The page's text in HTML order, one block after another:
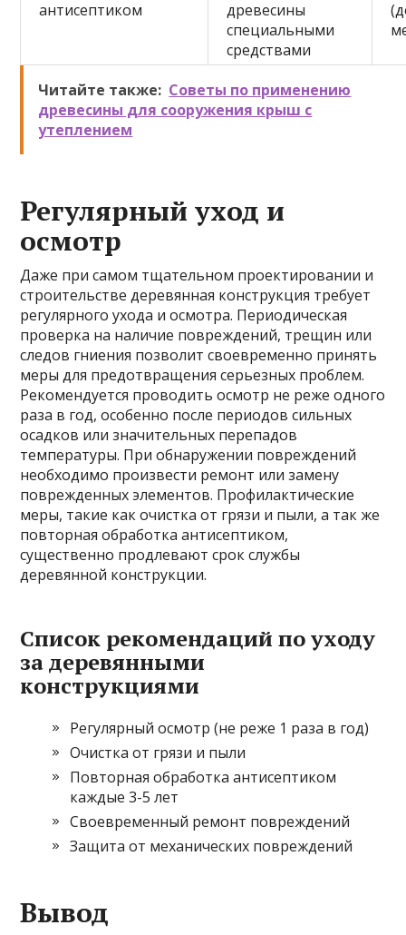
антисептиком
древесины
специальными
средствами
Читайте также: Советы по применению
древесины для сооружения крыш с
утеплением
Регулярный уход и
осмотр
Даже при самом тщательном проектировании и
строительстве деревянная конструкция требует
регулярного ухода и осмотра. Периодическая
проверка на наличие повреждений, трещин или
следов гниения позволит своевременно принять
меры для предотвращения серьезных проблем.
Рекомендуется проводить осмотр не реже одного
раза в год, особенно после периодов сильных
осадков или значительных перепадов
температуры. При обнаружении повреждений
необходимо произвести ремонт или замену
поврежденных элементов. Профилактические
меры, такие как очистка от грязи и пыли, а так же
повторная обработка антисептиком,
существенно продлевают срок службы
деревянной конструкции.
Список рекомендаций по уходу
за деревянными
конструкциями
Регулярный осмотр (не реже 1 раза в год)
Очистка от грязи и пыли
Повторная обработка антисептиком
каждые 3-5 лет
Своевременный ремонт повреждений
Защита от механических повреждений
Вывод